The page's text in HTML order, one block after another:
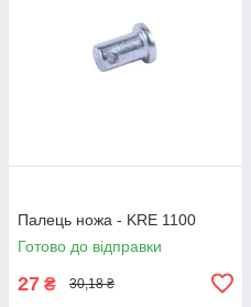
Палець ножа - KRE 1100
Готово до відправки
27 ₴ 30,18 ₴